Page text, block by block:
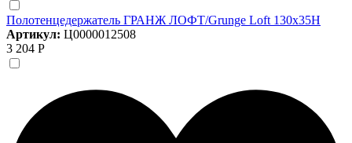
Полотенцедержатель ГРАНЖ ЛОФТ/Grunge Loft 130х35Н
Артикул: Ц0000012508
3 204 Р